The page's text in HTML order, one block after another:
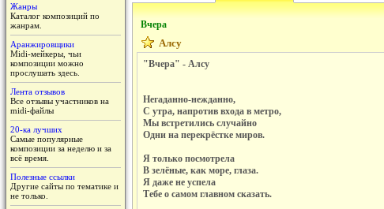
Жанры
Каталог композиций по
жанрам.
Аранжировщики
Midi-мейкеры, чьи
композиции можно
прослушать здесь.
Лента отзывов
Все отзывы участников на
midi-файлы
20-ка лучших
Самые популярные
композиции за неделю и за
всё время.
Полезные ссылки
Другие сайты по тематике и
не только.
Вчера
Алсу
"Вчера" - Алсу
Негаданно-нежданно,
С утра, напротив входа в метро,
Мы встретились случайно
Одни на перекрёстке миров.
Я только посмотрела
В зелёные, как море, глаза.
Я даже не успела
Тебе о самом главном сказать.